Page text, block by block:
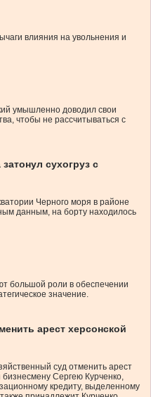
влияния на увольнения и
умышленно доводил свои
чтобы не рассчитываться с
сухогруз с
Черного моря в районе
данным, на борту находилось
большой роли в обеспечении
значение.
арест херсонской
суд отменить арест
Сергею Курченко,
кредиту, выделенному